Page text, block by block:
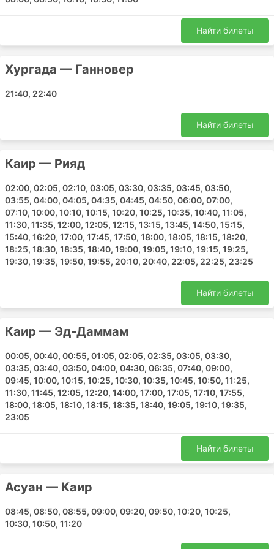
Дюссельдорф Аэропорт
Кёльн аэропорт
Сабиха Аэропорт
Кувейт Аэропорт
Какие самые популярные маршруты
у Nesma Airlines?
Наиболее популярные маршруты компании Nesma
Airlines:
Jeddah - Каир
Каир - Хургада
Мюлуз - Хургада
Хавалли - Каир
Дюссельдорф - Хургада
Каир - Шарм-эш-Шейх
Каир - Эль-Катиф
Луксор - Каир
Милан - Каир
Найти билеты
Хургада — Ганновер
21:40, 22:40
Найти билеты
Каир — Рияд
02:00, 02:05, 02:10, 03:05, 03:30, 03:35, 03:45, 03:50,
03:55, 04:00, 04:05, 04:35, 04:45, 04:50, 06:00, 07:00,
07:10, 10:00, 10:10, 10:15, 10:20, 10:25, 10:35, 10:40, 11:05,
11:30, 11:35, 12:00, 12:05, 12:15, 13:15, 13:45, 14:50, 15:15,
15:40, 16:20, 17:00, 17:45, 17:50, 18:00, 18:05, 18:15, 18:20,
18:25, 18:30, 18:35, 18:40, 19:00, 19:05, 19:10, 19:15, 19:25,
19:30, 19:35, 19:50, 19:55, 20:10, 20:40, 22:05, 22:25, 23:25
Найти билеты
Каир — Эд-Даммам
00:05, 00:40, 00:55, 01:05, 02:05, 02:35, 03:05, 03:30,
03:35, 03:40, 03:50, 04:00, 04:30, 06:35, 07:40, 09:00,
09:45, 10:00, 10:15, 10:25, 10:30, 10:35, 10:45, 10:50, 11:25,
11:30, 11:45, 12:05, 12:20, 14:00, 17:00, 17:05, 17:10, 17:55,
18:00, 18:05, 18:10, 18:15, 18:35, 18:40, 19:05, 19:10, 19:35,
23:05
Найти билеты
Асуан — Каир
08:45, 08:50, 08:55, 09:00, 09:20, 09:50, 10:20, 10:25,
10:30, 10:50, 11:20